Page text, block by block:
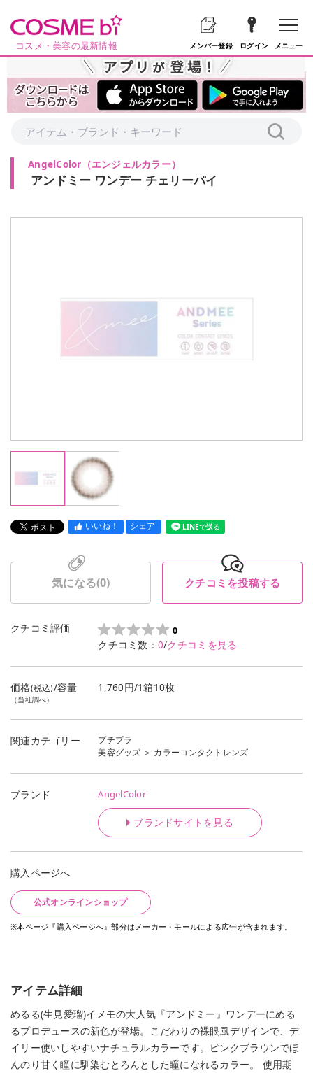
コスメ・美容の最新情報 メンバー登録 ログイン メニュー
AngelColor （エンジェルカラー）
アンドミー ワンデー チェリーパイ
いいね！ シェア LINEで送る
気になる(0) クチコミを投稿する
クチコミ評価 0
クチコミ数： 0/クチコミを見る
価格(税込)/容量
（当社調べ）
1,760円/1箱10枚
関連カテゴリー
プチプラ
美容グッズ ＞ カラーコンタクトレンズ
ブランド AngelColor
ブランドサイトを見る
購入ページへ
公式オンラインショップ
※本ページ『購入ページへ』部分はメーカー・モールによる広告が含まれます。
アイテム詳細
めるる(生見愛瑠)イメモの大人気『アンドミー』ワンデーにめる
るプロデュースの新色が登場。こだわりの裸眼風デザインで、デ
イリー使いしやすいナチュラルカラーです。ピンクブラウンでほ
んのり甘く瞳に馴染むとろんとした瞳になれるカラー。 使用期